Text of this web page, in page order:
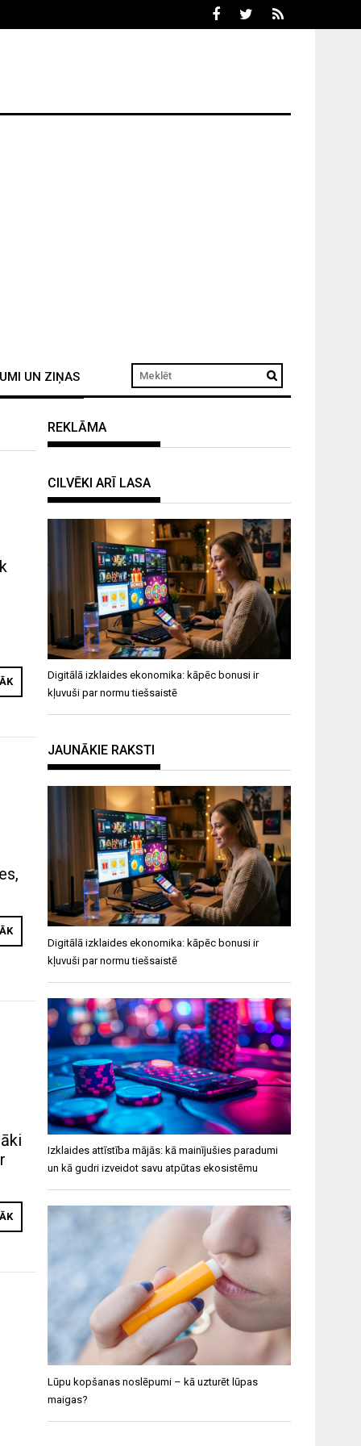
UN ZIŅAS
REKLĀMA
CILVĒKI ARĪ LASA
Digitālā izklaides ekonomika: kāpēc bonusi ir
kļuvuši par normu tiešsaistē
JAUNĀKIE RAKSTI
Digitālā izklaides ekonomika: kāpēc bonusi ir
kļuvuši par normu tiešsaistē
Izklaides attīstība mājās: kā mainījušies paradumi
un kā gudri izveidot savu atpūtas ekosistēmu
Lūpu kopšanas noslēpumi – kā uzturēt lūpas
maigas?